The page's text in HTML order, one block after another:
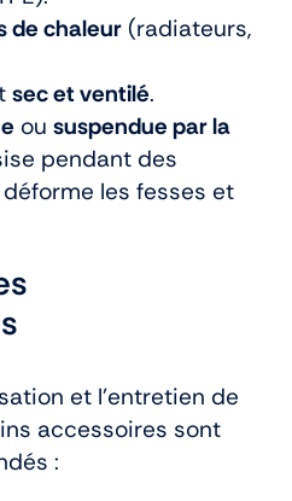
de chaleur (radiateurs,
sec et ventilé.
ou suspendue par la
pendant des
les fesses et
et l’entretien de
accessoires sont
: